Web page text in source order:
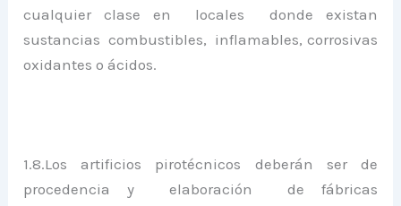
cualquier clase en locales donde existan
sustancias combustibles, inflamables, corrosivas
oxidantes o ácidos.
1.8.Los artificios pirotécnicos deberán ser de
procedencia y elaboración de fábricas